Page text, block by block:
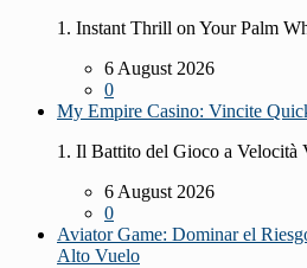
1. Instant Thrill on Your Palm
6 August 2026
0
My Empire Casino: Vincite
1. Il Battito del Gioco a Velocità
6 August 2026
0
Aviator Game: Dominar el
Alto Vuelo